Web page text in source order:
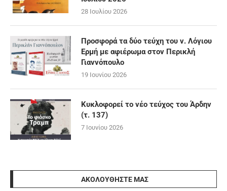
28 Ιουλίου 2026
Προσφορά τα δύο τεύχη του ν. Λόγιου
Ερμή με αφιέρωμα στον Περικλή
Γιαννόπουλο
19 Ιουνίου 2026
Κυκλοφορεί το νέο τεύχος του Άρδην
(τ. 137)
7 Ιουνίου 2026
ΑΚΟΛΟΥΘΉΣΤΕ ΜΑΣ